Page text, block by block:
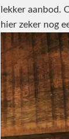
lekker aanbod.
hier zeker nog